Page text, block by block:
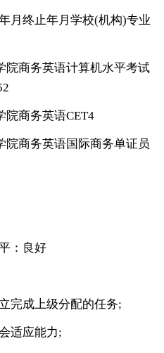
月终止年月学校(机构)专业
院商务英语计算机水平考试
院商务英语CET4
商务英语国际商务单证员
：良好
完成上级分配的任务;
适应能力;